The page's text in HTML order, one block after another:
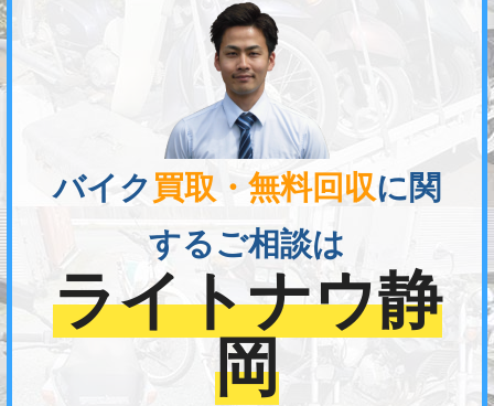
バイク 買取・無料回収に関
するご相談は
ライトナウ静
岡